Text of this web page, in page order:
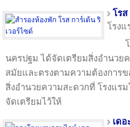
โรส
โรง
นครปฐม ได้จัดเตรียมสิ่งอำนวย
สมัยและตรงตามความต้องการ
สิ่งอำนวยความสะดวกที่ โรงแร
จัดเตรียมไว้ให้
เด